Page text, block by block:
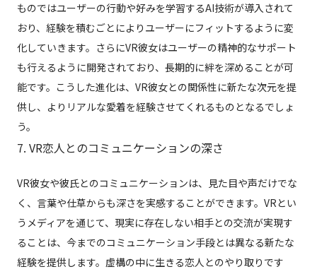
ものではユーザーの行動や好みを学習するAI技術が導入されて
おり、経験を積むごとによりユーザーにフィットするように変
化していきます。さらにVR彼女はユーザーの精神的なサポート
も行えるように開発されており、長期的に絆を深めることが可
能です。こうした進化は、VR彼女との関係性に新たな次元を提
供し、よりリアルな愛着を経験させてくれるものとなるでしょ
う。
7. VR恋人とのコミュニケーションの深さ
VR彼女や彼氏とのコミュニケーションは、見た目や声だけでな
く、言葉や仕草からも深さを実感することができます。VRとい
うメディアを通じて、現実に存在しない相手との交流が実現す
ることは、今までのコミュニケーション手段とは異なる新たな
経験を提供します。虚構の中に生きる恋人とのやり取りです